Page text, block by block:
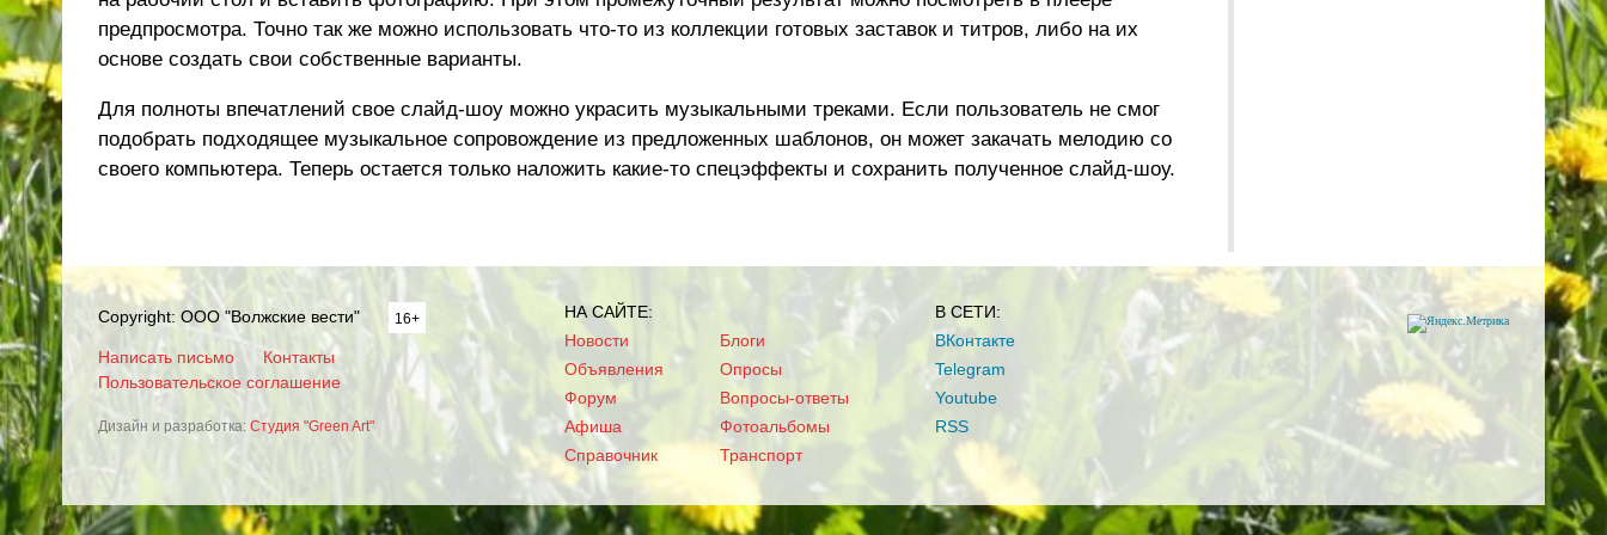
предпросмотра. Точно так же можно использовать что-то из коллекции готовых заставок и титров, либо на их
основе создать свои собственные варианты.
Для полноты впечатлений свое слайд-шоу можно украсить музыкальными треками. Если пользователь не смог
подобрать подходящее музыкальное сопровождение из предложенных шаблонов, он может закачать мелодию со
своего компьютера. Теперь остается только наложить какие-то спецэффекты и сохранить полученное слайд-шоу.
Copyright: ООО "Волжские вести" 16+
Написать письмо
Контакты
Пользовательское соглашение
Дизайн и разработка: Студия "Green Art"
НА САЙТЕ:
Новости
Объявления
Форум
Афиша
Справочник
Блоги
Опросы
Вопросы-ответы
Фотоальбомы
Транспорт
В СЕТИ:
ВКонтакте
Telegram
Youtube
RSS